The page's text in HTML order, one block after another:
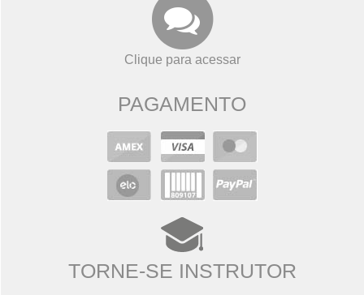
Clique para acessar
PAGAMENTO
TORNE-SE INSTRUTOR